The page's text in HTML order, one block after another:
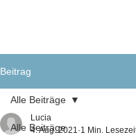
Beitrag
Alle Beiträge
Alle Beiträge
Lucia
4. Aug. 2021 1 Min.